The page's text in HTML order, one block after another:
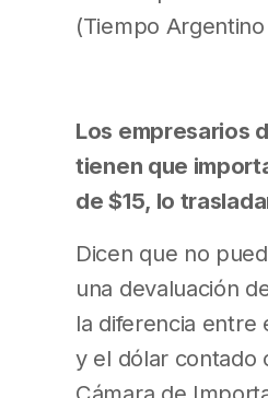
(Tiempo Argentino
Los empresarios
tienen que
de $15, lo
Dicen que no
una devaluación
la diferencia entre
y el dólar contado